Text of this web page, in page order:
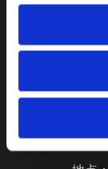
更多信息